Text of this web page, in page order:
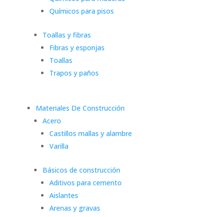
Químicos para pisos
Toallas y fibras
Fibras y esponjas
Toallas
Trapos y paños
Materiales De Construcción
Acero
Castillos mallas y alambre
Varilla
Básicos de construcción
Aditivos para cemento
Aislantes
Arenas y gravas